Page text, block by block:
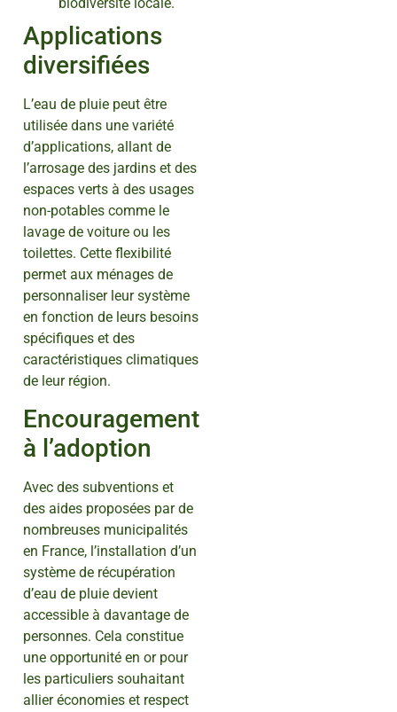
Applications
diversifiées
L’eau de pluie peut être
utilisée dans une variété
d’applications, allant de
l’arrosage des jardins et des
espaces verts à des usages
non-potables comme le
lavage de voiture ou les
toilettes. Cette flexibilité
permet aux ménages de
personnaliser leur système
en fonction de leurs besoins
spécifiques et des
caractéristiques climatiques
de leur région.
Encouragement
à l’adoption
Avec des subventions et
des aides proposées par de
nombreuses municipalités
en France, l’installation d’un
système de récupération
d’eau de pluie devient
accessible à davantage de
personnes. Cela constitue
une opportunité en or pour
les particuliers souhaitant
allier économies et respect